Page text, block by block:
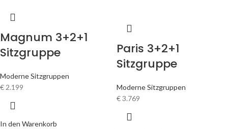
Magnum 3+2+1
Sitzgruppe
Moderne Sitzgruppen
€2.199
In den Warenkorb
Paris 3+2+1
Sitzgruppe
Moderne Sitzgruppen
€3.769